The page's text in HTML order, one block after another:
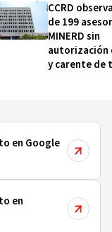
CCRD
de 199
MINERD sin
autorización
y carente de
en Google
en